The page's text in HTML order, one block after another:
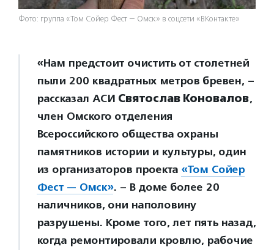
Фото: группа «Том Сойер Фест — Омск» в соцсети «ВКонтакте»
«Нам предстоит очистить от столетней
пыли 200 квадратных метров бревен, –
рассказал АСИ Святослав Коновалов,
член Омского отделения
Всероссийского общества охраны
памятников истории и культуры, один
из организаторов проекта «Том Сойер
Фест — Омск». – В доме более 20
наличников, они наполовину
разрушены. Кроме того, лет пять назад,
когда ремонтировали кровлю, рабочие